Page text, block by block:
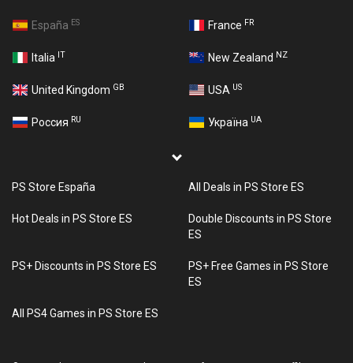
España ES France FR
Italia IT New Zealand NZ
United Kingdom GB USA US
Россия RU Україна UA
PS Store España All Deals in PS Store ES
Hot Deals in PS Store ES
Double Discounts in PS Store
ES
PS+ Discounts in PS Store ES
PS+ Free Games in PS Store
ES
All PS4 Games in PS Store ES